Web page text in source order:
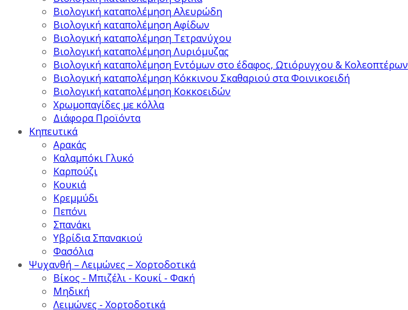
Βιολογική καταπολέμηση Αλευρώδη
Βιολογική καταπολέμηση Αφίδων
Βιολογική καταπολέμηση Τετρανύχου
Βιολογική καταπολέμηση Λυριόμυζας
Βιολογική καταπολέμηση Εντόμων στο έδαφος, Ωτιόρυγχου & Κολεοπτέρων
Βιολογική καταπολέμηση Κόκκινου Σκαθαριού στα Φοινικοειδή
Βιολογική καταπολέμηση Κοκκοειδών
Χρωμοπαγίδες με κόλλα
Διάφορα Προϊόντα
Κηπευτικά
Αρακάς
Καλαμπόκι Γλυκό
Καρπούζι
Κουκιά
Κρεμμύδι
Πεπόνι
Σπανάκι
Υβρίδια Σπανακιού
Φασόλια
Ψυχανθή – Λειμώνες – Χορτοδοτικά
Βίκος - Μπιζέλι - Κουκί - Φακή
Μηδική
Λειμώνες - Χορτοδοτικά